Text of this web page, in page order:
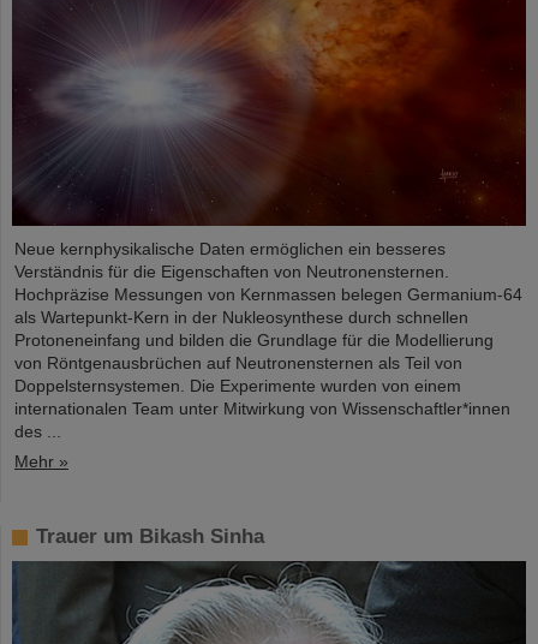
Neue kernphysikalische Daten ermöglichen ein besseres
Verständnis für die Eigenschaften von Neutronensternen.
Hochpräzise Messungen von Kernmassen belegen Germanium-64
als Wartepunkt-Kern in der Nukleosynthese durch schnellen
Protoneneinfang und bilden die Grundlage für die Modellierung
von Röntgenausbrüchen auf Neutronensternen als Teil von
Doppelsternsystemen. Die Experimente wurden von einem
internationalen Team unter Mitwirkung von Wissenschaftler*innen
des ...
Mehr »
Trauer um Bikash Sinha